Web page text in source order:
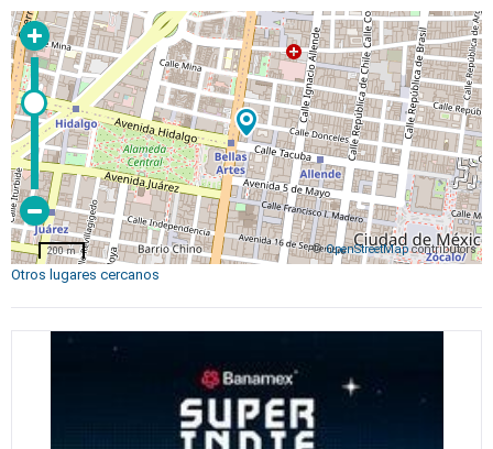
©OpenStreetMapcontributors
200 m
Otros lugares cercanos